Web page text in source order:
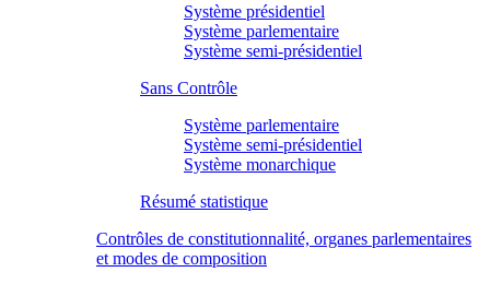
Système présidentiel
Système parlementaire
Système semi-présidentiel
Sans Contrôle
Système parlementaire
Système semi-présidentiel
Système monarchique
Résumé statistique
Contrôles de constitutionnalité, organes parlementaires
et modes de composition